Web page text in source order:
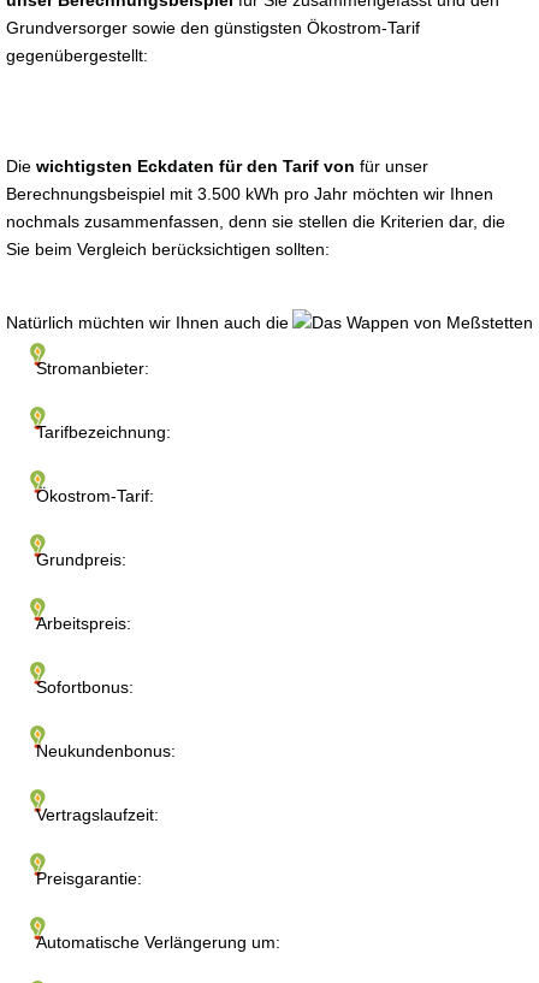
Grundversorger sowie den günstigsten Ökostrom-Tarif
gegenübergestellt:
Die wichtigsten Eckdaten für den Tarif von für unser
Berechnungsbeispiel mit 3.500 kWh pro Jahr möchten wir Ihnen
nochmals zusammenfassen, denn sie stellen die Kriterien dar, die
Sie beim Vergleich berücksichtigen sollten:
Stromanbieter:
Tarifbezeichnung:
Ökostrom-Tarif:
Grundpreis:
Arbeitspreis:
Sofortbonus:
Neukundenbonus:
Vertragslaufzeit:
Preisgarantie:
Automatische Verlängerung um:
Natürlich müchten wir Ihnen auch die